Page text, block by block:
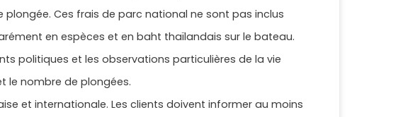
plongée. Ces frais de parc national ne sont pas inclus
en espèces et en baht thaïlandais sur le bateau.
politiques et les observations particulières de la vie
le nombre de plongées.
et internationale. Les clients doivent informer au moins